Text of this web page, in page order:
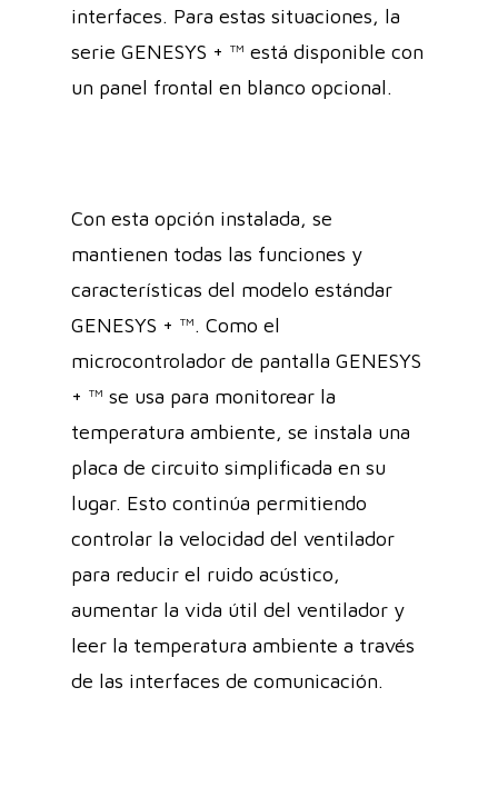
interfaces. Para estas situaciones, la
serie GENESYS + ™ está disponible con
un panel frontal en blanco opcional.
Con esta opción instalada, se
mantienen todas las funciones y
características del modelo estándar
GENESYS + ™. Como el
microcontrolador de pantalla GENESYS
+ ™ se usa para monitorear la
temperatura ambiente, se instala una
placa de circuito simplificada en su
lugar. Esto continúa permitiendo
controlar la velocidad del ventilador
para reducir el ruido acústico,
aumentar la vida útil del ventilador y
leer la temperatura ambiente a través
de las interfaces de comunicación.